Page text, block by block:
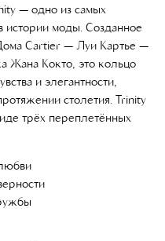
— одно из самых
истории моды. Созданное
Cartier — Луи Картье —
Жана Кокто, это кольцо
и элегантности,
столетия. Trinity
трёх переплетённых